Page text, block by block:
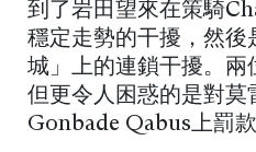
到了岩田望來在策騎
穩定走勢的干擾，然後
城」上的連鎖干擾。兩
但更令人困惑的是對莫
Gonbade Qabus上罰